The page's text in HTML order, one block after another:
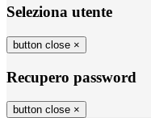
Seleziona utente
button close ×
Recupero password
button close ×